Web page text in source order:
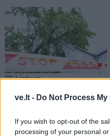
ve.lt - Do Not Process
If you wish to opt-out of the
processing of your personal
Lietuva
Ugniagesiai dėl audros
nuverstų medžių į
50 kartų